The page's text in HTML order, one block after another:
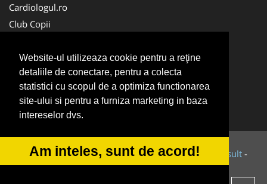
Website-ul utilizeaza cookie pentru a reţine
detaliile de conectare, pentru a colecta
statistici cu scopul de a optimiza functionarea
site-ului si pentru a furniza marketing in baza
intereselor dvs.
Am inteles, sunt de acord!
Cardiologul.ro
Club Copii
Ambalaje Romania
Cabinet-Individual.ro
CentruInchirieri.ro
Cursuri Romania
© 2014-2026 Powered byVilonMedia&Tokaido Consult -
ANPC SOL